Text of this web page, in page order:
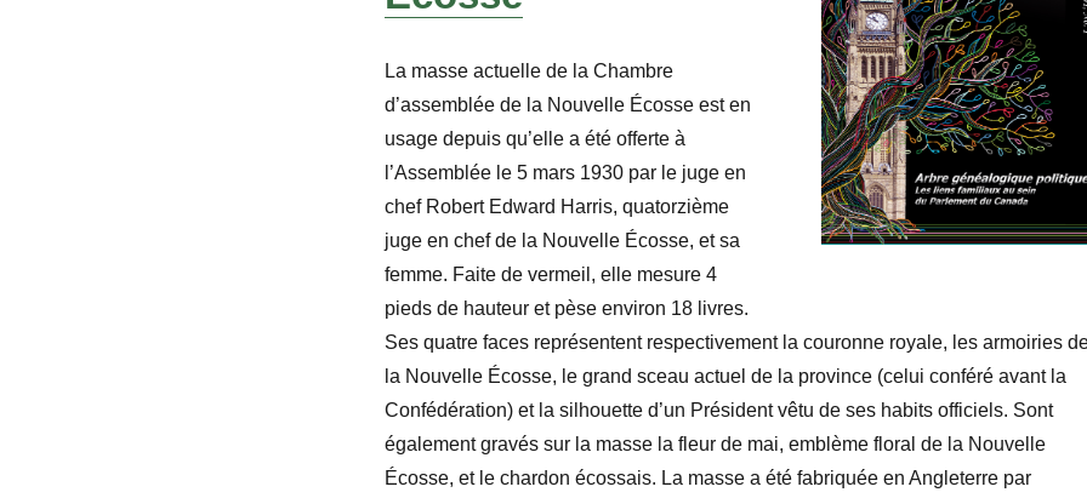
La masse actuelle de la Chambre
d’assemblée de la Nouvelle Écosse est en
usage depuis qu’elle a été offerte à
l’Assemblée le 5 mars 1930 par le juge en
chef Robert Edward Harris, quatorzième
juge en chef de la Nouvelle Écosse, et sa
femme. Faite de vermeil, elle mesure 4
pieds de hauteur et pèse environ 18 livres.
Ses quatre faces représentent respectivement la couronne royale, les armoiries
la Nouvelle Écosse, le grand sceau actuel de la province (celui conféré avant la
Confédération) et la silhouette d’un Président vêtu de ses habits officiels. Sont
également gravés sur la masse la fleur de mai, emblème floral de la Nouvelle
Écosse, et le chardon écossais. La masse a été fabriquée en Angleterre par